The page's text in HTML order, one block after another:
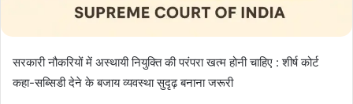
सरकारी नौकरियों में अस्थायी नियुक्ति की परंपरा खत्म होनी चाहिए : शीर्ष कोर्ट
कहा-सब्सिडी देने के बजाय व्यवस्था सुदृढ़ बनाना जरूरी